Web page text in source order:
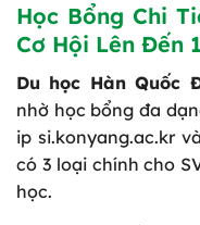
Học Bổng Chi
Cơ Hội Lên Đến
Du học Hàn Quốc
nhờ học bổng đa
ip si.konyang.ac.kr
có 3 loại chính cho
học.